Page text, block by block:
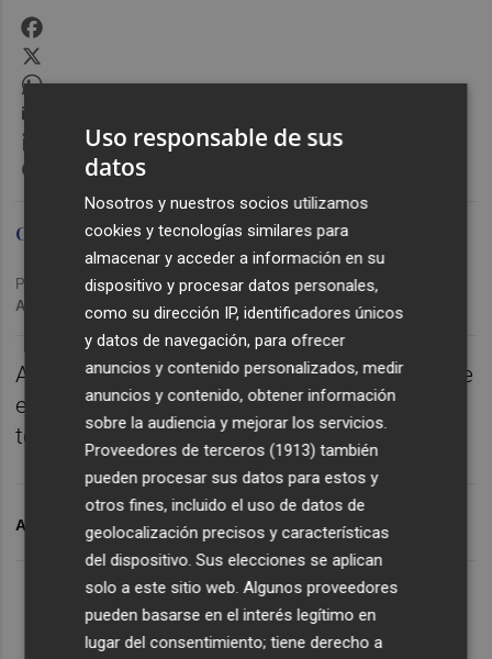
Lo Más Escuchado
LinkedIn
Messenger
Omid Sokout
Publicado: 28/11/2025 ·19:13
Actualizado: 29/11/2025 · 00:30
Analizamos el partido de este domingo entre
el CD Castellón y la UD Las Palmas en la
tertulia de Plaza Albinegra.
ARCHIVADO EN CD CASTELLÓN FÚTBOL
Uso responsable de sus
datos
Nosotros y nuestros socios utilizamos
cookies y tecnologías similares para
almacenar y acceder a información en su
dispositivo y procesar datos personales,
como su dirección IP, identificadores únicos
y datos de navegación, para ofrecer
anuncios y contenido personalizados, medir
anuncios y contenido, obtener información
sobre la audiencia y mejorar los servicios.
Proveedores de terceros (1913) también
pueden procesar sus datos para estos y
otros fines, incluido el uso de datos de
geolocalización precisos y características
del dispositivo. Sus elecciones se aplican
solo a este sitio web. Algunos proveedores
pueden basarse en el interés legítimo en
lugar del consentimiento; tiene derecho a